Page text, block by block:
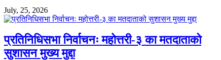
July, 25, 2026
प्रतिनिधिसभा निर्वाचनः महोत्तरी-३ का मतदाताको
सुशासन मुख्य मुद्दा